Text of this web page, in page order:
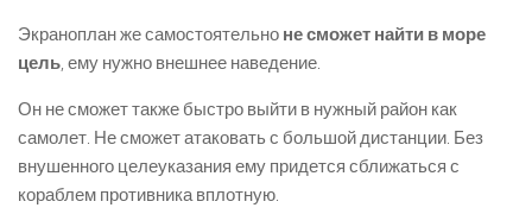
Экраноплан же самостоятельно не сможет найти в море
цель, ему нужно внешнее наведение.
Он не сможет также быстро выйти в нужный район как
самолет. Не сможет атаковать с большой дистанции. Без
внушенного целеуказания ему придется сближаться с
кораблем противника вплотную.